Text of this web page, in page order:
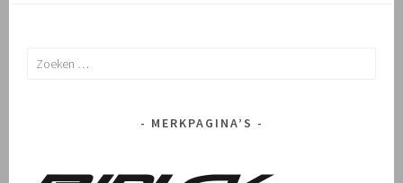
Zoeken
MERKPAGINA’S